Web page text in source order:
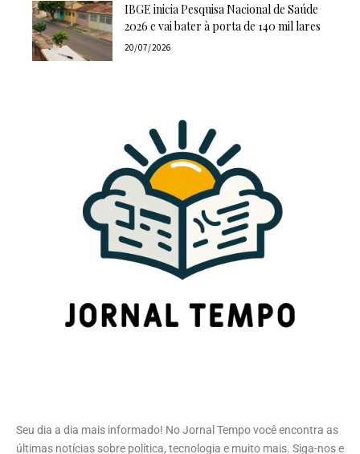
IBGE inicia Pesquisa Nacional de Saúde
2026 e vai bater à porta de 140 mil lares
20/07/2026
Seu dia a dia mais informado! No Jornal Tempo você encontra as
últimas notícias sobre política, tecnologia e muito mais. Siga-nos e